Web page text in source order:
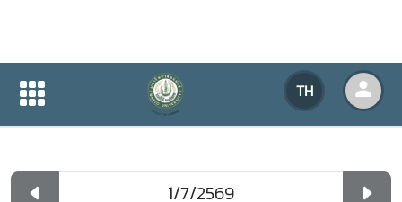
TH
ปฏิทินกิจกรรมของหน่วยงาน
ปฏิทินกิจกรรมของหน่วยงาน